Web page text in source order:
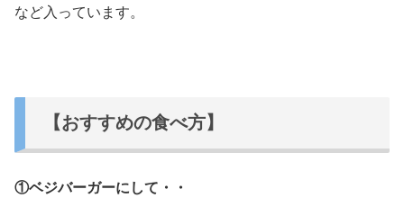
など入っています。
【おすすめの食べ方】
①ベジバーガーにして・・